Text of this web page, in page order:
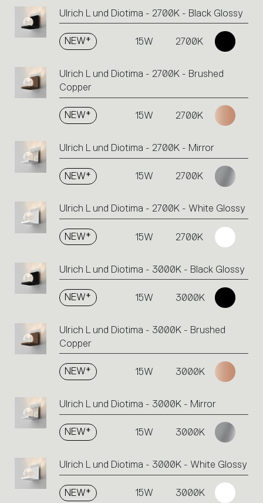
Ulrich L und Diotima - 2700K - Black Glossy
NEW* 15W 2700K
Ulrich L und Diotima - 2700K - Brushed
Copper
NEW* 15W 2700K
Ulrich L und Diotima - 2700K - Mirror
NEW* 15W 2700K
Ulrich L und Diotima - 2700K - White Glossy
NEW* 15W 2700K
Ulrich L und Diotima - 3000K - Black Glossy
NEW* 15W 3000K
Ulrich L und Diotima - 3000K - Brushed
Copper
NEW* 15W 3000K
Ulrich L und Diotima - 3000K - Mirror
NEW* 15W 3000K
Ulrich L und Diotima - 3000K - White Glossy
NEW* 15W 3000K